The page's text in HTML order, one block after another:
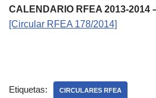
CALENDARIO RFEA 2013-2014
[Circular RFEA 178/2014]
Etiquetas: CIRCULARES RFEA